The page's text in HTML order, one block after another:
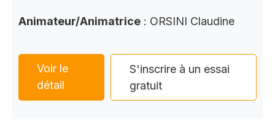
Animateur/Animatrice : ORSINI Claudine
Voir le
détail
S'inscrire à un essai
gratuit